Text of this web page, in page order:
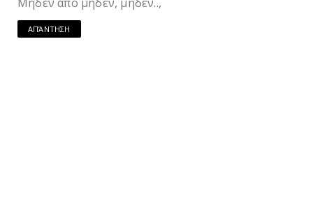
ΑΠΆΝΤΗΣΗ